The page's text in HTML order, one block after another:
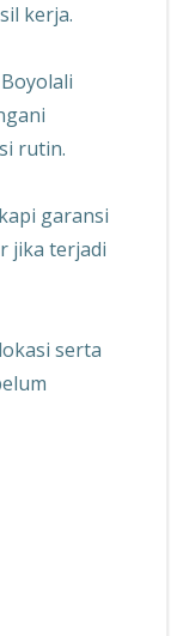
kerja.
rutin.
garansi
jika terjadi
serta